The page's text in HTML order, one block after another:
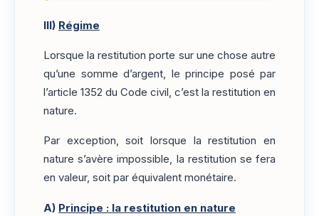
III) Régime
Lorsque la restitution porte sur une chose autre
qu’une somme d’argent, le principe posé par
l’article 1352 du Code civil, c’est la restitution en
nature.
Par exception, soit lorsque la restitution en
nature s’avère impossible, la restitution se fera
en valeur, soit par équivalent monétaire.
A) Principe : la restitution en nature